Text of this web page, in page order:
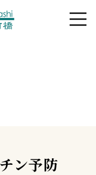
ン予防